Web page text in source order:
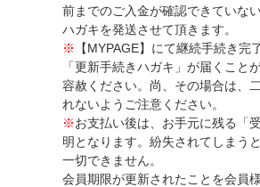
前までのご入金が確認できていな
ハガキを発送させて頂きます。
※
【MYPAGE】にて継続手続き完
「更新手続きハガキ」が届くこと
容赦ください。尚、その場合は、
れないようご注意ください。
※お支払い後は、お手元に残る「
明となります。紛失されてしまう
一切できません。
会員期限が更新されたことを会員